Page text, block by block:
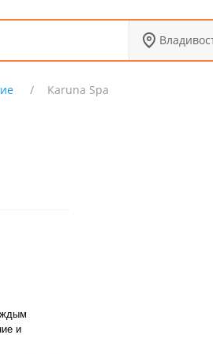
Karuna Spa
и